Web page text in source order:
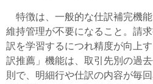
特徴は、一般的な仕訳補完機
維持管理が不要になること。請
訳を学習するにつれ精度が向上
訳推薦」機能は、取引先別の過
則で、明細行や仕訳の内容が毎